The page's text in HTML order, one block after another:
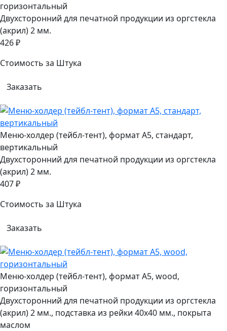
горизонтальный
Двухсторонний для печатной продукции из оргстекла
(акрил) 2 мм.
426 ₽
Стоимость за Штука
Заказать
Меню-холдер (тейбл-тент), формат А5, стандарт,
вертикальный
Двухсторонний для печатной продукции из оргстекла
(акрил) 2 мм.
407 ₽
Стоимость за Штука
Заказать
Меню-холдер (тейбл-тент), формат А5, wood,
горизонтальный
Двухсторонний для печатной продукции из оргстекла
(акрил) 2 мм., подставка из рейки 40х40 мм., покрыта
маслом